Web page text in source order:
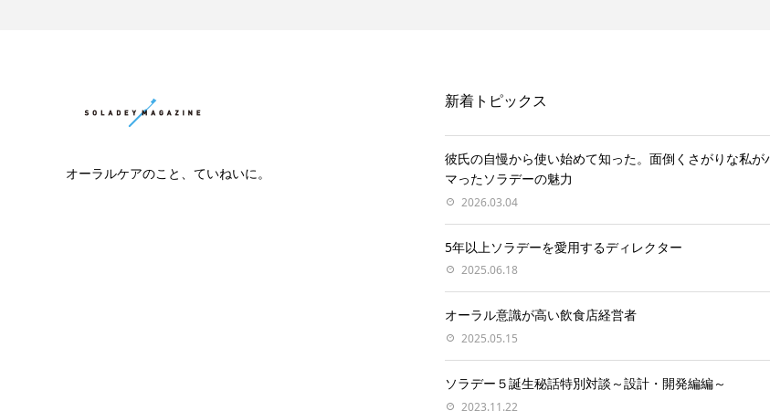
オーラルケアのこと、ていねいに。
新着トピックス
彼氏の自慢から使い始めて知った。面倒くさがりな私が
マったソラデーの魅力
2026.03.04
5年以上ソラデーを愛用するディレクター
2025.06.18
オーラル意識が高い飲食店経営者
2025.05.15
ソラデー５誕生秘話特別対談～設計・開発編編～
2023.11.22